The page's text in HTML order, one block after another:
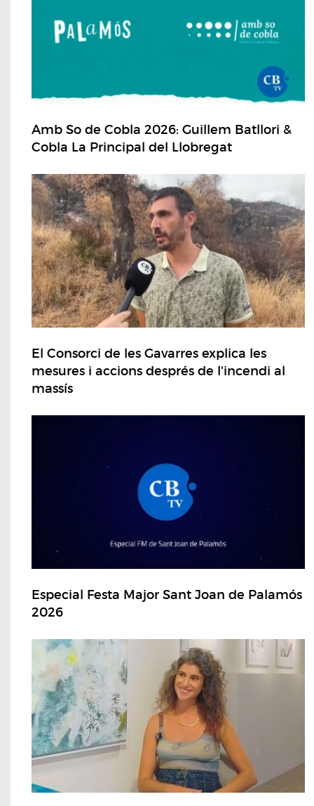
Amb So de Cobla 2026: Guillem Batllori &
Cobla La Principal del Llobregat
El Consorci de les Gavarres explica les
mesures i accions després de l'incendi al
massís
Especial Festa Major Sant Joan de Palamós
2026